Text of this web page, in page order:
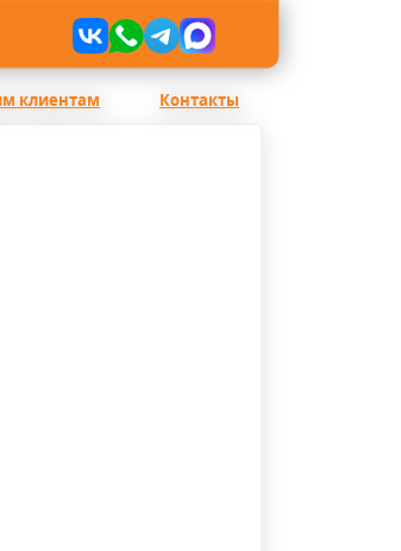
клиентам Контакты